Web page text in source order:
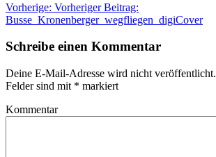
Vorherige: Vorheriger Beitrag:
Busse_Kronenberger_wegfliegen_digiCover
Schreibe einen Kommentar
Deine E-Mail-Adresse wird nicht veröffentlicht.
Felder sind mit * markiert
Kommentar